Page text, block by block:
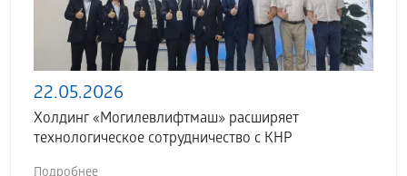
22.05.2026
Холдинг «Могилевлифтмаш» расширяет
технологическое сотрудничество с КНР